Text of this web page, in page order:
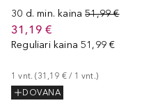
30 d. min. kaina 51,99 €
31,19 €
Reguliari kaina 51,99 €
1 vnt. (31,19 € / 1 vnt.)
DOVANA